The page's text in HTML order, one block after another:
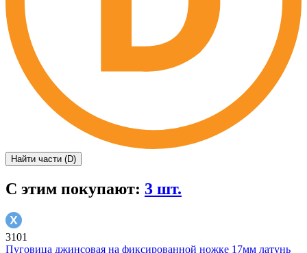
Найти части (D)
С этим покупают: 3 шт.
3101
Пуговица джинсовая на фиксированной ножке 17мм латунь